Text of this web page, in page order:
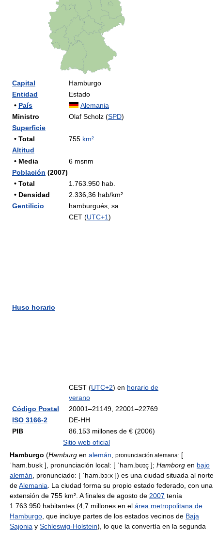
Capital
Hamburgo
Entidad
Estado
• País
Alemania
Ministro
Olaf Scholz (SPD)
Superficie
• Total
755 km²
Altitud
• Media
6 msnm
Población (2007)
• Total
1.763.950 hab.
• Densidad
2.336,36 hab/km²
Gentilicio
hamburgués, sa
Huso horario
CET (UTC+1)
CEST (UTC+2) en horario de
verano
Código Postal
20001–21149, 22001–22769
ISO 3166-2
DE-HH
PIB
86.153 millones de € (2006)
Sitio web oficial
Hamburgo (Hamburg en alemán pronunciación alemana: [
ˈham.bʊʁk ] , pronunciación local: [ ˈham.bʊɪç ]; Hamborg en bajo
alemán , pronunciado: [ ˈham.bɔːx ]) es una ciudad situada al norte
deAlemania . La ciudad forma su propio estado federado, con una
extensión de 755 km². A finales de agosto de 2007 tenía
1.763.950 habitantes (4,7 millones en el área metropolitana de
Hamburgo , que incluye partes de los estados vecinos de Baja
Sajonia y Schleswig-Holstein), lo que la convertía en la segunda